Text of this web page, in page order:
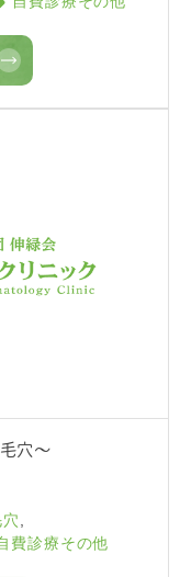
穴～
費診療その他